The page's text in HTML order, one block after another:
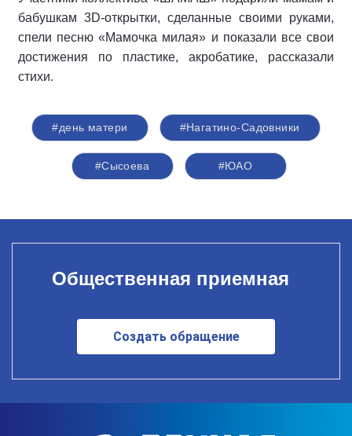
бабушкам 3D-открытки, сделанные своими руками,
спели песню «Мамочка милая» и показали все свои
достижения по пластике, акробатике, рассказали
стихи.
#день матери #Нагатино-Садовники
#Сысоева #ЮАО
Общественная приемная
Создать обращение